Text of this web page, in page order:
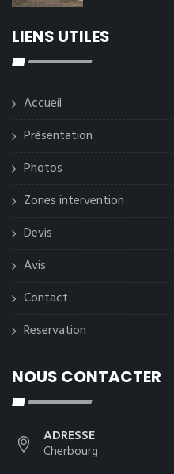
LIENS UTILES
Accueil
Présentation
Photos
Zones intervention
Devis
Avis
Contact
Reservation
NOUS CONTACTER
ADRESSE
Cherbourg